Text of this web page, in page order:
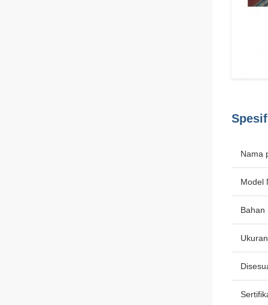
Nama
Model
Bahan
Ukuran